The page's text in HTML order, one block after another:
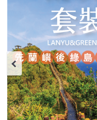
Previous